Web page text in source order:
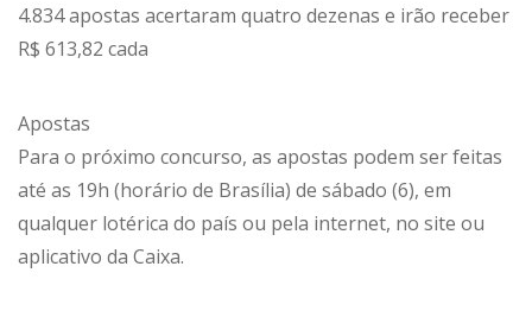
4.834 apostas acertaram quatro dezenas e irão receber
R$ 613,82 cada
Apostas
Para o próximo concurso, as apostas podem ser feitas
até as 19h (horário de Brasília) de sábado (6), em
qualquer lotérica do país ou pela internet, no site ou
aplicativo da Caixa.